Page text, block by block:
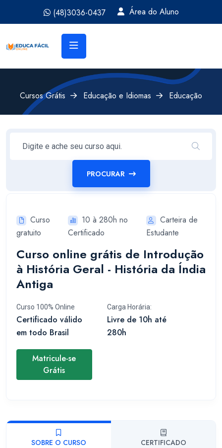
(48)3036-0437 Área do Aluno
Cursos Grátis Educação e Idiomas Educação
PROCURAR
Curso
gratuito
10 à 280h no
Certificado
Carteira de
Estudante
Curso online grátis de Introdução
à História Geral - História da Índia
Antiga
Curso 100% Online
Certificado válido
em todo Brasil
Carga Horária:
Livre de 10h até
280h
Matricule-se
Grátis
SOBRE O CURSO CERTIFICADO